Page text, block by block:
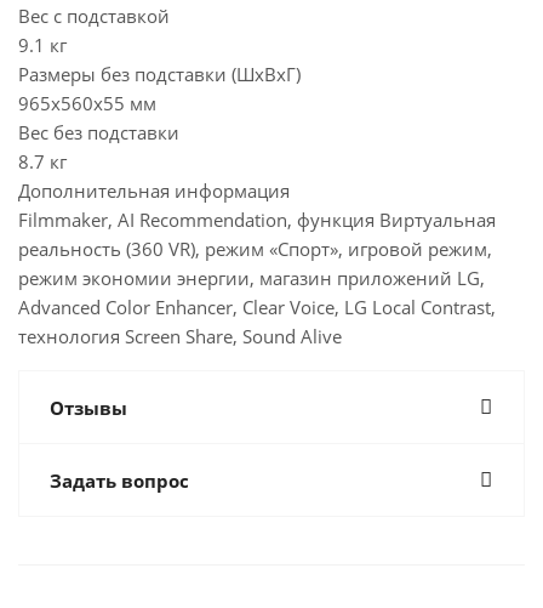
Вес с подставкой
9.1 кг
Размеры без подставки (ШxВxГ)
965x560x55 мм
Вес без подставки
8.7 кг
Дополнительная информация
Filmmaker, AI Recommendation, функция Виртуальная
реальность (360 VR), режим «Спорт», игровой режим,
режим экономии энергии, магазин приложений LG,
Advanced Color Enhancer, Clear Voice, LG Local Contrast,
технология Screen Share, Sound Alive
Отзывы
Задать вопрос